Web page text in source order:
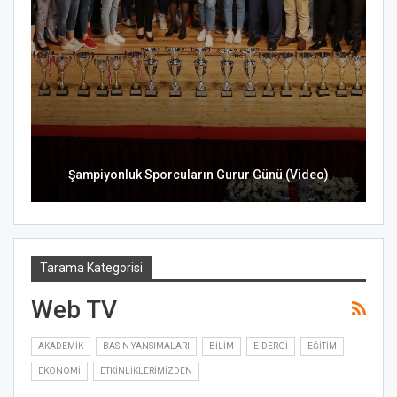
Şampiyonluk Sporcuların Gurur Günü (Video)
Tarama Kategorisi
Web TV
AKADEMIK BASIN YANSIMALARI BILIM E-DERGI EĞITIM
EKONOMI ETKINLIKLERIMIZDEN